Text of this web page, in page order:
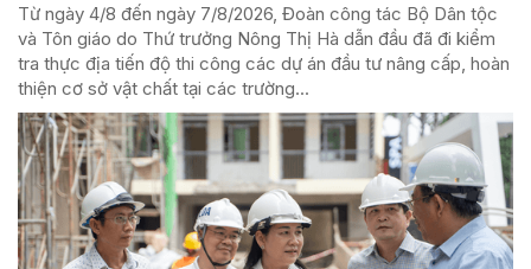
Từ ngày 4/8 đến ngày 7/8/2026, Đoàn công tác Bộ Dân tộc
và Tôn giáo do Thứ trưởng Nông Thị Hà dẫn đầu đã đi kiểm
tra thực địa tiến độ thi công các dự án đầu tư nâng cấp, hoàn
thiện cơ sở vật chất tại các trường...